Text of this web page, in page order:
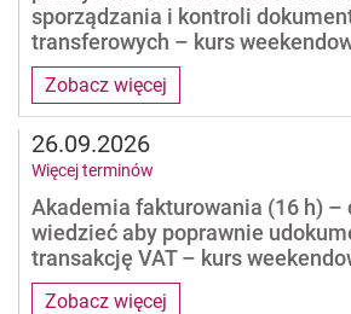
Zobacz więcej
sporządzania i kontroli
transferowych – kurs
Zobacz więcej
Akademia fakturowania (16 h) –
wiedzieć aby poprawnie
transakcję VAT – kurs
26.09.2026
Więcej terminów